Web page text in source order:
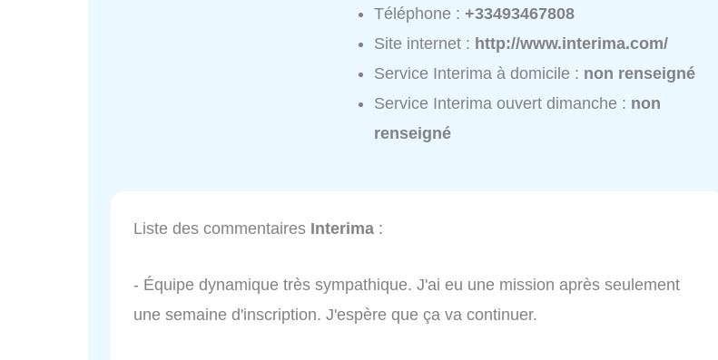
Téléphone :+33493467808
Site internet : http://www.interima.com/
Service Interima à domicile : non renseigné
Service Interima ouvert dimanche : non
renseigné
Liste des commentaires Interima :
- Équipe dynamique très sympathique. J'ai eu une mission après seulement
une semaine d'inscription. J'espère que ça va continuer.